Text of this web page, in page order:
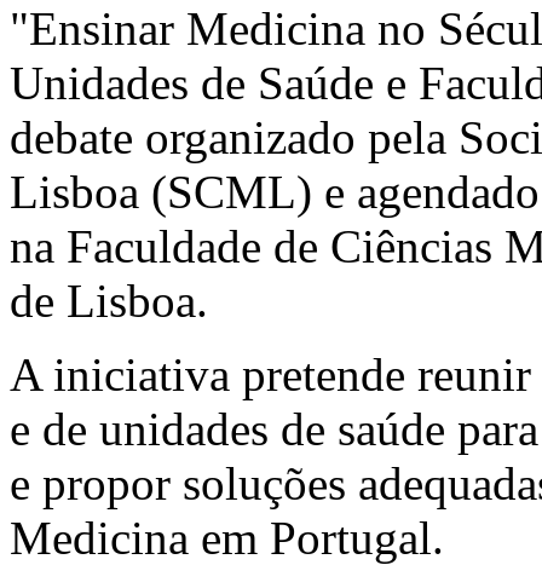
"Ensinar Medicina no
Unidades de Saúde e
debate organizado pela
Lisboa (SCML) e
na Faculdade de Ciências
de Lisboa.
A iniciativa pretende reunir
e de unidades de saúde
e propor soluções
Medicina em Portugal.